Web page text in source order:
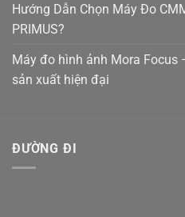
Hướng Dẫn Chọn Máy Đo
PRIMUS?
Máy đo hình ảnh Mora Focus
sản xuất hiện đại
ĐƯỜNG ĐI